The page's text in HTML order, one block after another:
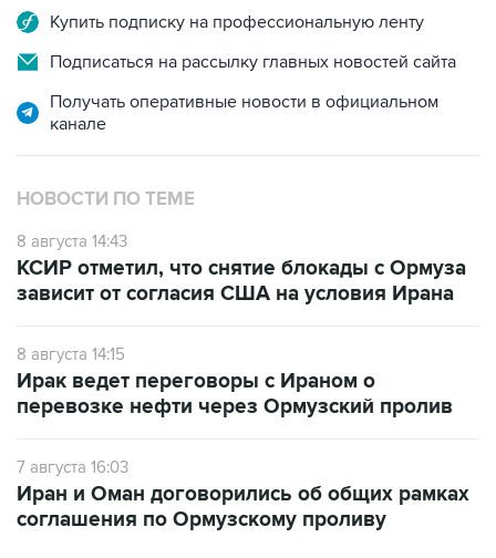
Купить подписку на профессиональную ленту
Подписаться на рассылку главных новостей сайта
Получать оперативные новости в официальном
канале
НОВОСТИ ПО ТЕМЕ
8 августа 14:43
КСИР отметил, что снятие блокады с Ормуза
зависит от согласия США на условия Ирана
8 августа 14:15
Ирак ведет переговоры с Ираном о
перевозке нефти через Ормузский пролив
7 августа 16:03
Иран и Оман договорились об общих рамках
соглашения по Ормузскому проливу